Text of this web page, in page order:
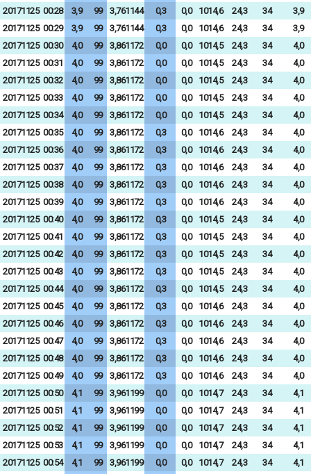
20171125 00:28 3,9 99 3,761144 0,3 0,0 1014,6 24,3 34
3,9
20171125 00:29 3,9 99 3,761144 0,3 0,0 1014,6 24,3 34
3,9
20171125 00:30 4,0 99 3,861172 0,0 0,0 1014,5 24,3 34
4,0
20171125 00:31 4,0 99 3,861172 0,0 0,0 1014,5 24,3 34
4,0
20171125 00:32 4,0 99 3,861172 0,0 0,0 1014,5 24,3 34
4,0
20171125 00:33 4,0 99 3,861172 0,0 0,0 1014,5 24,3 34
4,0
20171125 00:34 4,0 99 3,861172 0,0 0,0 1014,5 24,3 34
4,0
20171125 00:35 4,0 99 3,861172 0,3 0,0 1014,6 24,3 34
4,0
20171125 00:36 4,0 99 3,861172 0,3 0,0 1014,6 24,3 34
4,0
20171125 00:37 4,0 99 3,861172 0,3 0,0 1014,6 24,3 34
4,0
20171125 00:38 4,0 99 3,861172 0,3 0,0 1014,6 24,3 34
4,0
20171125 00:39 4,0 99 3,861172 0,3 0,0 1014,6 24,3 34
4,0
20171125 00:40 4,0 99 3,861172 0,3 0,0 1014,5 24,3 34
4,0
20171125 00:41 4,0 99 3,861172 0,3 0,0 1014,5 24,3 34
4,0
20171125 00:42 4,0 99 3,861172 0,3 0,0 1014,5 24,3 34
4,0
20171125 00:43 4,0 99 3,861172 0,3 0,0 1014,5 24,3 34
4,0
20171125 00:44 4,0 99 3,861172 0,3 0,0 1014,5 24,3 34
4,0
20171125 00:45 4,0 99 3,861172 0,3 0,0 1014,6 24,3 34
4,0
20171125 00:46 4,0 99 3,861172 0,3 0,0 1014,6 24,3 34
4,0
20171125 00:47 4,0 99 3,861172 0,3 0,0 1014,6 24,3 34
4,0
20171125 00:48 4,0 99 3,861172 0,3 0,0 1014,6 24,3 34
4,0
20171125 00:49 4,0 99 3,861172 0,3 0,0 1014,6 24,3 34
4,0
20171125 00:50 4,1 99 3,961199 0,0 0,0 1014,7 24,3 34
4,1
20171125 00:51 4,1 99 3,961199 0,0 0,0 1014,7 24,3 34
4,1
20171125 00:52 4,1 99 3,961199 0,0 0,0 1014,7 24,3 34
4,1
20171125 00:53 4,1 99 3,961199 0,0 0,0 1014,7 24,3 34
4,1
20171125 00:54 4,1 99 3,961199 0,0 0,0 1014,7 24,3 34
4,1